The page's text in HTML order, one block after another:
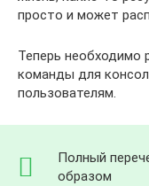
просто и может
Теперь необходимо
команды для
пользователям.
Полный
образом